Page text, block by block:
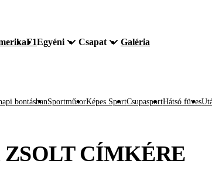
F1Egyéni Csapat Galéria
bontásbanSportműsorKépes SportCsupasportHátsó füves
CÍMKÉRE